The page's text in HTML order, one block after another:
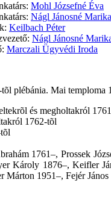
Mohl Józsefné Éva
Nágl Jánosné Marika
Keilbach Péter
Nágl Jánosné
Marczali Ügyvédi Iroda
plébánia. Mai temploma
és megholtakról
1762-tõl
1761–, Prossek
Károly 1876–, Keifler
Márton 1951–, Fejér